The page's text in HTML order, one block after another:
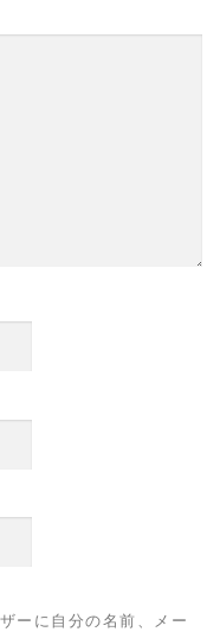
ーに自分の名前、メー